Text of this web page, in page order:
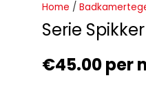
Home /
Serie
€45.00per